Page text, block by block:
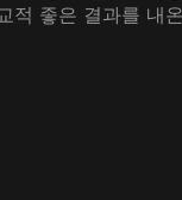
좋은 결과를 내